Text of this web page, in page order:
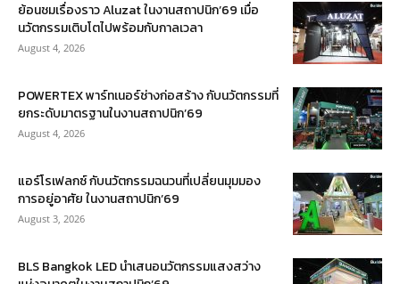
ย้อนชมเรื่องราว Aluzat ในงานสถาปนิก’69 เมื่อ
นวัตกรรมเติบโตไปพร้อมกับกาลเวลา
August 4, 2026
POWERTEX พาร์ทเนอร์ช่างก่อสร้าง กับนวัตกรรมที่
ยกระดับมาตรฐานในงานสถาปนิก’69
August 4, 2026
แอร์โรเฟลกซ์ กับนวัตกรรมฉนวนที่เปลี่ยนมุมมอง
การอยู่อาศัย ในงานสถาปนิก’69
August 3, 2026
BLS Bangkok LED นำเสนอนวัตกรรมแสงสว่าง